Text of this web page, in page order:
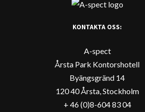
KONTAKTA OSS:
A-spect
Årsta Park Kontorshotell
Byängsgränd 14
120 40 Årsta, Stockholm
+ 46 (0)8-604 83 04